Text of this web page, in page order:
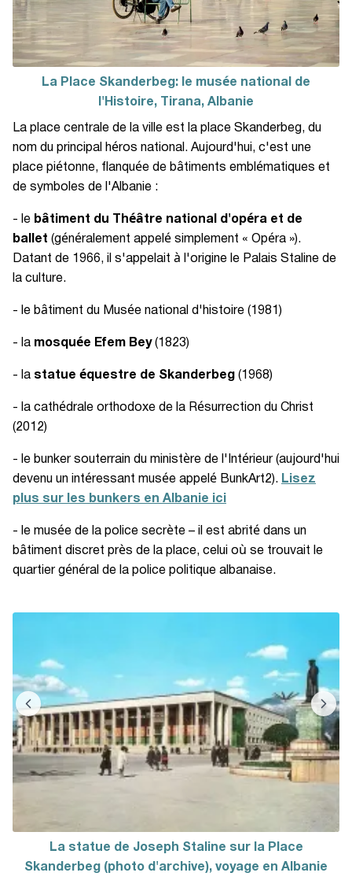
La Place Skanderbeg: le musée national de
l'Histoire, Tirana, Albanie
La place centrale de la ville est la place Skanderbeg, du
nom du principal héros national. Aujourd'hui, c'est une
place piétonne, flanquée de bâtiments emblématiques et
de symboles de l'Albanie :
- le bâtiment du Théâtre national d'opéra et de
ballet (généralement appelé simplement « Opéra »).
Datant de 1966, il s'appelait à l'origine le Palais Staline de
la culture.
- le bâtiment du Musée national d'histoire (1981)
- la mosquée Efem Bey(1823)
- la statue équestre de Skanderbeg (1968)
- la cathédrale orthodoxe de la Résurrection du Christ
(2012)
- le bunker souterrain du ministère de l'Intérieur (aujourd'hui
devenu un intéressant musée appelé BunkArt2). Lisez
plus sur les bunkers en Albanie ici
- le musée de la police secrète – il est abrité dans un
bâtiment discret près de la place, celui où se trouvait le
quartier général de la police politique albanaise.
La statue de Joseph Staline sur la Place
Skanderbeg (photo d'archive), voyage en Albanie